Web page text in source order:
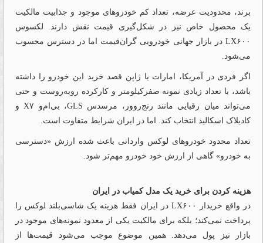
برند، محدودیت عرضه، تعداد کم خودروهای موجود و جذابیت مالکیت
یک محصول خاص نیز در شکل‌گیری قیمت نقش دارند. لکسوس
LX۶۰۰ در بازار جهانی خودرویی گران‌قیمت اما در دسترس محسوب
می‌شود.
اگر فردی در آمریکا، امارات یا ژاپن قصد خرید این خودرو را داشته
باشد، با تعداد زیادی نمونه صفرکیلومتر و کارکرده روبه‌روست و حتی
می‌تواند میان رقبایی مانند رنج‌روور، مرسدس GLS، بی‌ام‌و X۷ و
کادیلاک اسکالید انتخاب کند. اما در ایران شرایط متفاوت است.
تعداد محدود خودروهای لوکس وارداتی باعث شده ارزش «دسترسی
به خودرو» گاهی از ارزش خود خودرو مهم‌تر شود.
هزینه کردن برای خرید یک مدل کمیاب در ایران
در واقع خریدار LX۶۰۰ در ایران فقط هزینه یک شاسی‌بلند لوکس را
پرداخت نمی‌کند؛ بلکه برای مالکیت یکی از معدود نمونه‌های موجود در
بازار نیز پول می‌دهد. همین موضوع موجب می‌شود قیمت‌ها از